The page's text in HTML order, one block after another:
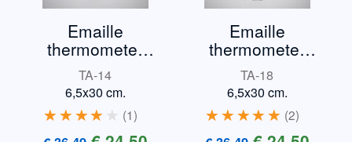
Emaille
thermometer
Mini
TA-14
6,5x30 cm.
1
Emaille
thermometer
Triumph TR3
TA-18
6,5x30 cm.
2